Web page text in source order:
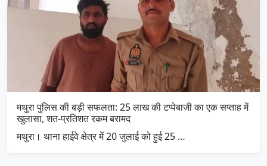
मथुरा पुलिस की बड़ी सफलता: 25 लाख की टप्पेबाजी का एक सप्ताह में
खुलासा, शत-प्रतिशत रकम बरामद
मथुरा। थाना हाईवे क्षेत्र में 20 जुलाई को हुई 25 …